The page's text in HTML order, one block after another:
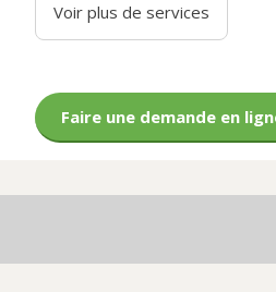
Voir plus de services
Faire une demande en